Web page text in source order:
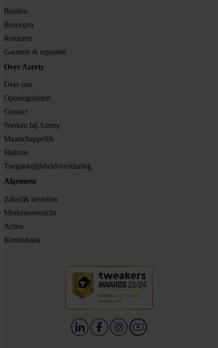
Betalen
Bezorgen
Retouren
Garantie & reparatie
Over Azerty
Over ons
Openingstijden
Contact
Werken bij Azerty
Maatschappelijk
Historie
Toegankelijkheidsverklaring
Algemeen
Zakelijk bestellen
Merkenoverzicht
Acties
Kennisbank